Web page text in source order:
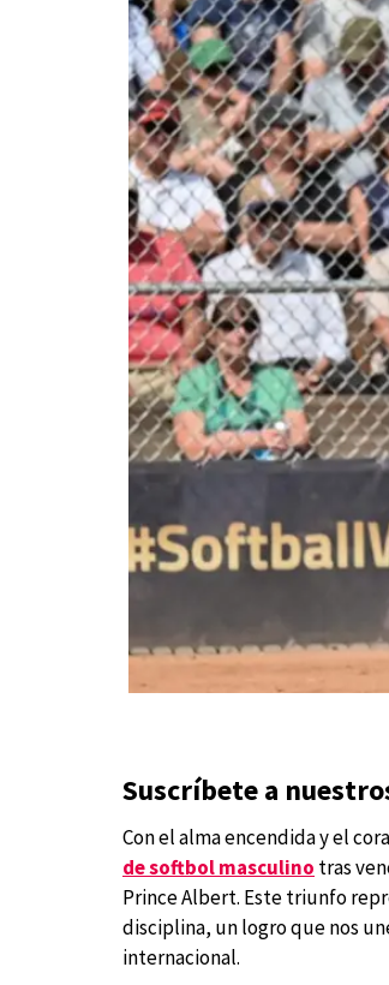
Suscríbete a
Con el alma encendida y el
de softbol masculino tras
Prince Albert. Este triunfo
disciplina, un logro que nos
internacional.